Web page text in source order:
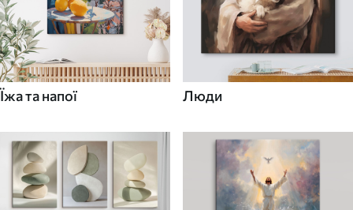
Їжа та напої Люди